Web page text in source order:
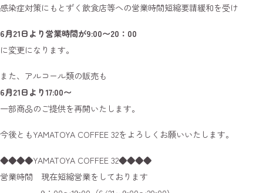
感染症対策にもとずく飲食店等への営業時間短縮要請緩和を受け
6月21日より営業時間が9:00〜20：00
に変更になります。
また、アルコール類の販売も
6月21日より17:00〜
一部商品のご提供を再開いたします。
今後ともYAMATOYA COFFEE 32をよろしくお願いいたします。
◆◆◆◆YAMATOYA COFFEE 32◆◆◆◆
営業時間 現在短縮営業をしております